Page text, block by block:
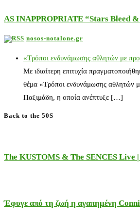
AS INAPPROPRIATE “Stars Bleed
nosos-notalone.gr
«Τρόποι ενδυνάμωσης αθλητών με
Με ιδιαίτερη επιτυχία
θέμα «Τρόποι ενδυνάμωσης αθλητών
Παξιμάδη, η οποία ανέπτυξε […]
Back to the 50S
The KUSTOMS & The SENCES Live
Έφυγε από τη ζωή η αγαπημένη